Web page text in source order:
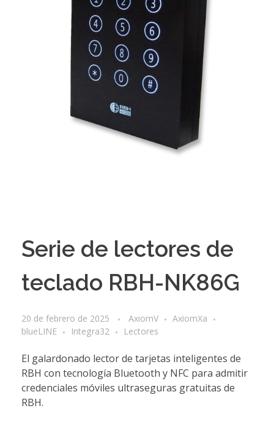
Serie de lectores de
teclado RBH-NK86G
20 de febrero de 2025 AxiomV
AxiomXa
blueLINE
Integra32 Lectores
El galardonado lector de tarjetas inteligentes de
RBH con tecnología Bluetooth y NFC para admitir
credenciales móviles ultraseguras gratuitas de
RBH.